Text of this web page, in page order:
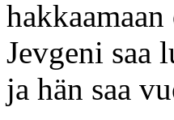
Jevgeni saa
ja hän saa